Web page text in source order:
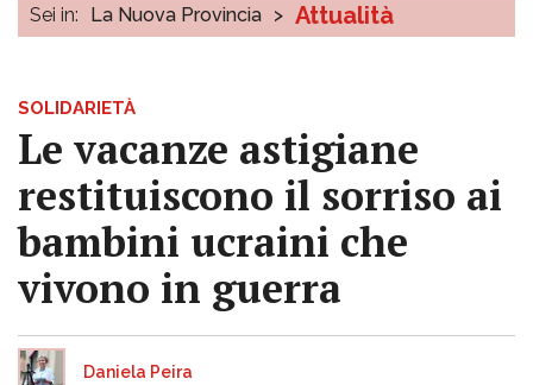
Sei in: La Nuova Provincia > Attualità
SOLIDARIETÀ
Le vacanze astigiane
restituiscono il sorriso ai
bambini ucraini che
vivono in guerra
Daniela Peira